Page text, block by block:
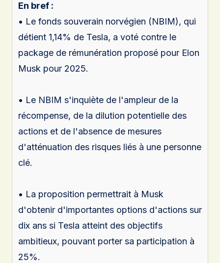
En bref :
• Le fonds souverain norvégien (NBIM), qui
détient 1,14% de Tesla, a voté contre le
package de rémunération proposé pour Elon
Musk pour 2025.
• Le NBIM s'inquiète de l'ampleur de la
récompense, de la dilution potentielle des
actions et de l'absence de mesures
d'atténuation des risques liés à une personne
clé.
• La proposition permettrait à Musk
d'obtenir d'importantes options d'actions sur
dix ans si Tesla atteint des objectifs
ambitieux, pouvant porter sa participation à
25%.